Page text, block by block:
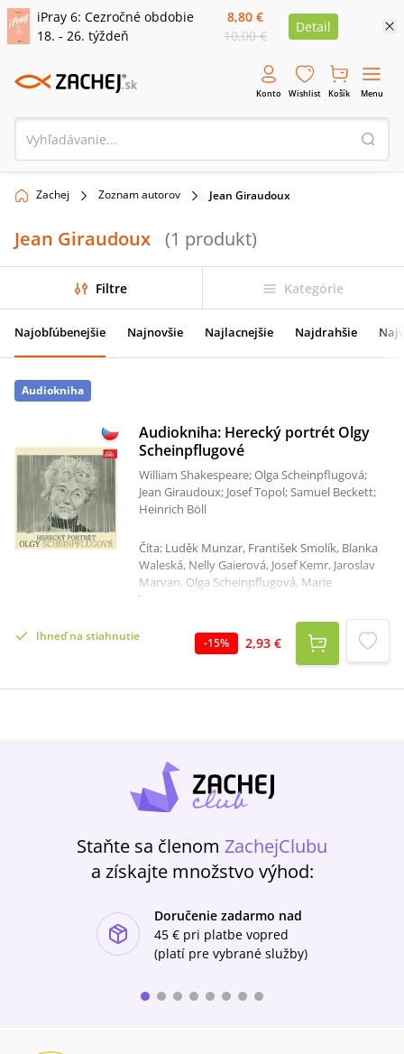
iPray 6: Cezročné obdobie
18. - 26. týždeň
8,80 €
10,00 €
Detail
Konto Wishlist Košík Menu
Zachej Zoznam autorov Jean Giraudoux
Jean Giraudoux (1 produkt)
Filtre Kategórie
Najobľúbenejšie Najnovšie Najlacnejšie Najdrahšie
Audiokniha
Audiokniha: Herecký portrét Olgy
Scheinpflugové
William Shakespeare; Olga Scheinpflugová;
Jean Giraudoux; Josef Topol; Samuel Beckett;
Heinrich Böll
Číta: Luděk Munzar, František Smolík, Blanka
Waleská, Nelly Gaierová, Josef Kemr, Jaroslav
Marvan, Olga Scheinpflugová, Marie
Tomášová Celkový čas: 47 minút Olga
Scheinpflugová (*3. 12. 1902 - 13. 4. 1968) je
česká herečka a spisovatelka. Napsala 16
románů, přispívala svými články do Lumíra a
do Národních listů. Hrála ve Vinohradském,
později v Národním divadle, kde vytvořila na
fašisticky orientovaného českého tisku a hájila
jeho názory i po jeho smrti v prosinci 1938. Po
jeho smrti dál hrála v divadle a začala psát své
necenzurované verzi mohly vyjít až v roce
1993.Na prknech Národního divadla
naposledy odehrála svoji roli ve hře Karla
Ihneď na stiahnutie -15% 2,93 €
Staňte sa členom ZachejClubu
a získajte množstvo výhod:
Doručenie zadarmo nad
45 € pri platbe vopred
(platí pre vybrané služby)